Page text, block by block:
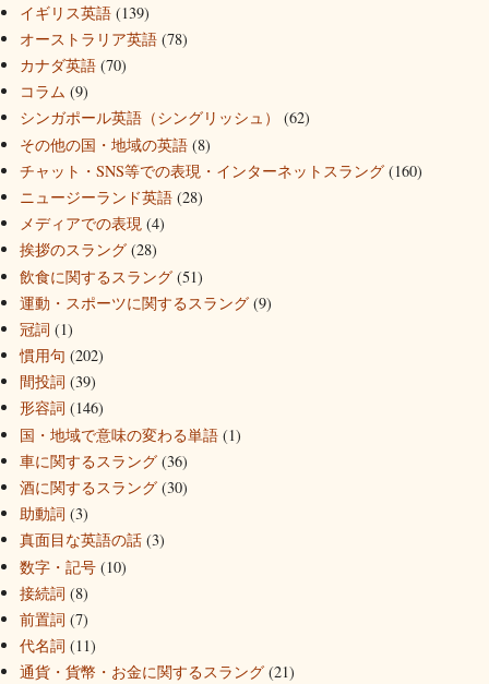
イギリス英語 (139)
オーストラリア英語 (78)
カナダ英語 (70)
コラム (9)
シンガポール英語（シングリッシュ）
(62)
その他の国・地域の英語 (8)
チャット・SNS等での表現・インターネットスラング (160)
ニュージーランド英語 (28)
メディアでの表現 (4)
挨拶のスラング (28)
飲食に関するスラング (51)
運動・スポーツに関するスラング (9)
冠詞 (1)
慣用句 (202)
間投詞 (39)
形容詞 (146)
国・地域で意味の変わる単語 (1)
車に関するスラング (36)
酒に関するスラング (30)
助動詞 (3)
真面目な英語の話 (3)
数字・記号 (10)
接続詞 (8)
前置詞 (7)
代名詞 (11)
通貨・貨幣・お金に関するスラング (21)